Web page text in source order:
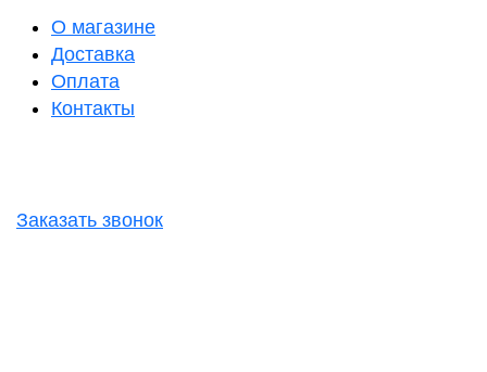
О магазине
Доставка
Оплата
Контакты
Заказать звонок